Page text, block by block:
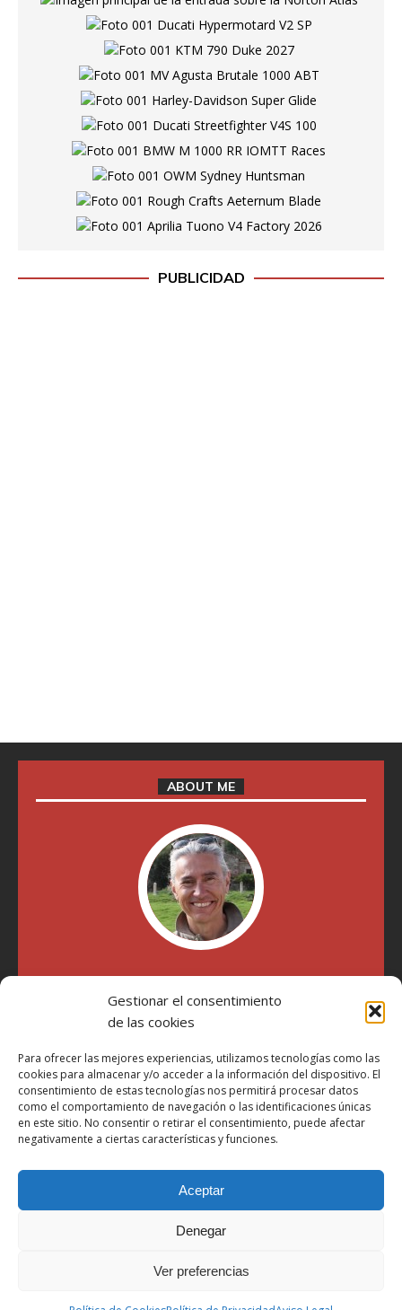
Gestionar el consentimiento
de las cookies
Para ofrecer las mejores experiencias, utilizamos tecnologías como las
cookies para almacenar y/o acceder a la información del dispositivo. El
consentimiento de estas tecnologías nos permitirá procesar datos
como el comportamiento de navegación o las identificaciones únicas
en este sitio. No consentir o retirar el consentimiento, puede afectar
negativamente a ciertas características y funciones.
Aceptar
Denegar
Ver preferencias
PUBLICIDAD
ABOUT ME
"Soy Manel Hospido, nací en Valencia en 1969 y desde el
año 2007 he escrito sobre motos en distintos medios.
Millatrece.com es una apuesta por escribir sobre lo que me
participa"
Aviso Legal
Política de Privacidad
Más Información sobre Cookies